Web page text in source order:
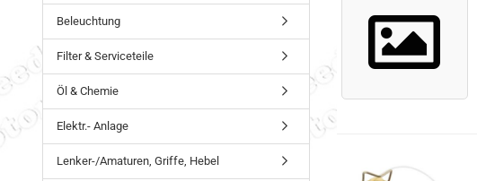
Beleuchtung
Filter & Serviceteile
Öl & Chemie
Elektr.- Anlage
Lenker-/Amaturen, Griffe, Hebel